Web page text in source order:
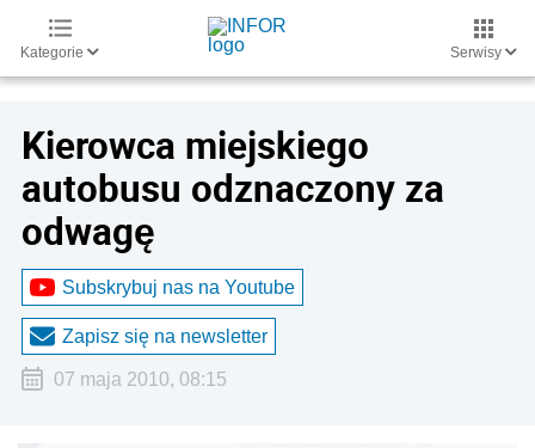
Kategorie Serwisy
Kierowca miejskiego
autobusu odznaczony za
odwagę
Subskrybuj nas na Youtube
Zapisz się na newsletter
07 maja 2010, 08:15